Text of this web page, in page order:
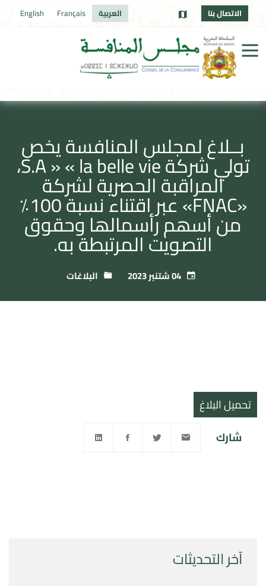
الاتصال بنا العربية Français
English
بــلاغ لمجلس المنافسة يخص
تولي شركة S.A » « la belle vie،
المراقبة الحصریة لشركة
«FNAC» عبر اقتناء نسبة 100٪
من أسھم رأسمالھا وحقوق
التصویت المرتبطة به.
البلاغات
آخر التحديثات
تحميل البلاغ
شارك